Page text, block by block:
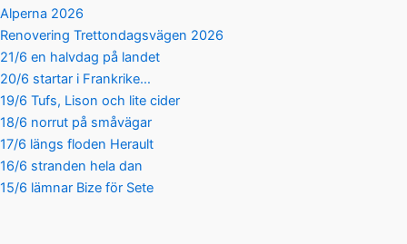
Alperna 2026
Renovering Trettondagsvägen 2026
21/6 en halvdag på landet
20/6 startar i Frankrike…
19/6 Tufs, Lison och lite cider
18/6 norrut på småvägar
17/6 längs floden Herault
16/6 stranden hela dan
15/6 lämnar Bize för Sete